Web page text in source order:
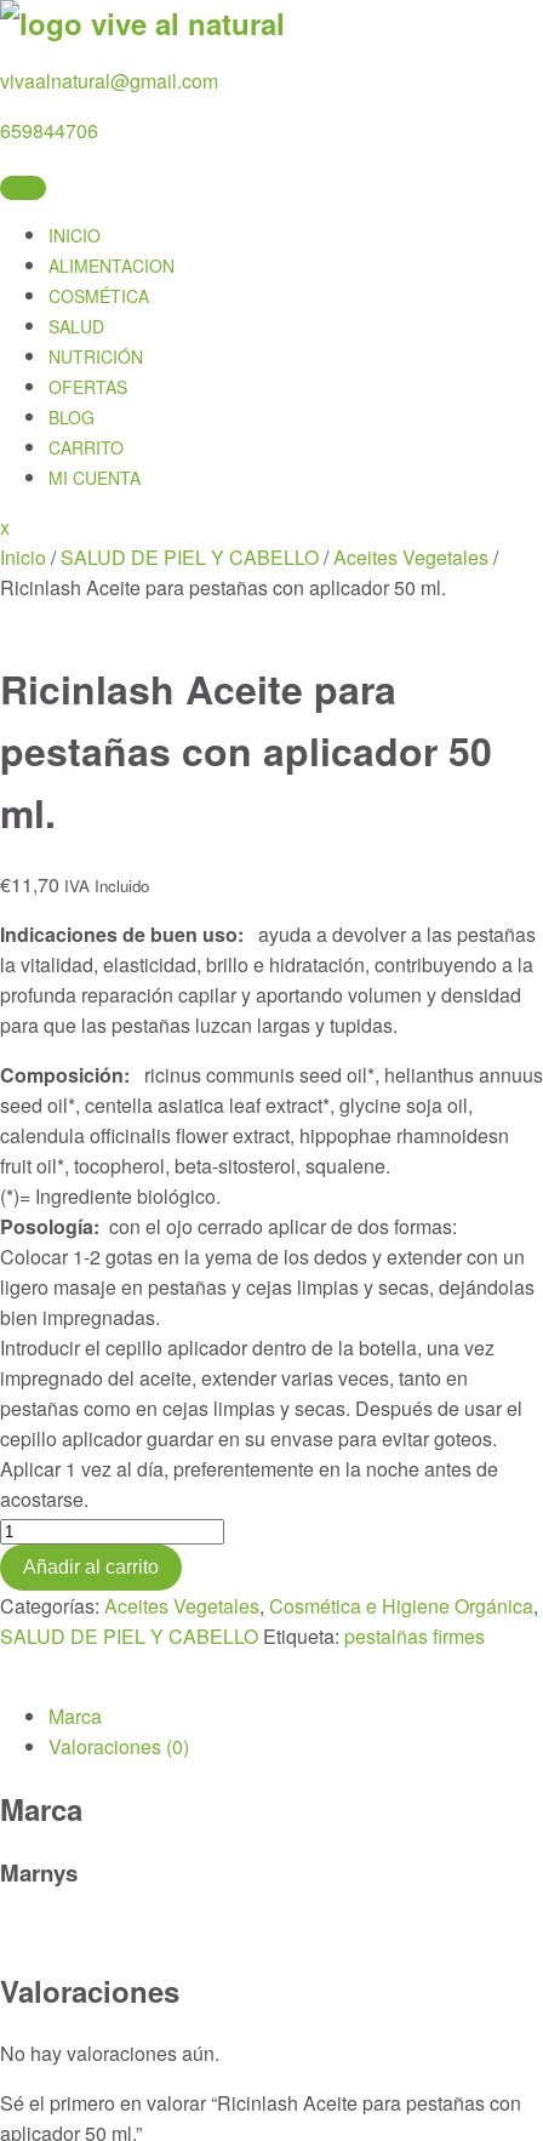
Skip
content
vivaalnatural@gmail.com
659844706
INICIO
ALIMENTACION
COSMÉTICA
SALUD
NUTRICIÓN
OFERTAS
BLOG
CARRITO
MI CUENTA
xClose
Menu
Inicio/SALUD DE PIEL Y CABELLO/Aceites Vegetales/
Ricinlash Aceite para pestañas con aplicador 50 ml.
Ricinlash Aceite para
pestañas con aplicador 50
ml.
€11,70 IVA Incluido
Indicaciones de buen uso: ayuda a devolver a las pestañas
la vitalidad, elasticidad, brillo e hidratación, contribuyendo a la
profunda reparación capilar y aportando volumen y densidad
para que las pestañas luzcan largas y tupidas.
Composición: ricinus communis seed oil*, helianthus annuus
seed oil*, centella asiatica leaf extract*, glycine soja oil,
calendula officinalis flower extract, hippophae rhamnoidesn
fruit oil*, tocopherol, beta-sitosterol, squalene.
(*)= Ingrediente biológico.
Posología: con el ojo cerrado aplicar de dos formas:
Colocar 1-2 gotas en la yema de los dedos y extender con un
ligero masaje en pestañas y cejas limpias y secas, dejándolas
bien impregnadas.
Introducir el cepillo aplicador dentro de la botella, una vez
impregnado del aceite, extender varias veces, tanto en
pestañas como en cejas limpias y secas. Después de usar el
cepillo aplicador guardar en su envase para evitar goteos.
Aplicar 1 vez al día, preferentemente en la noche antes de
acostarse.
Ricinlash
Aceite
para
pestañas
con
Añadir al carrito
Categorías: Aceites Vegetales, Cosmética e Higiene Orgánica,
SALUD DE PIEL Y CABELLO Etiqueta: pestalñas firmes
Marca
Valoraciones (0)
Marca
Marnys
Valoraciones
No hay valoraciones aún.
Sé el primero en valorar “Ricinlash Aceite para pestañas con
aplicador 50 ml.”